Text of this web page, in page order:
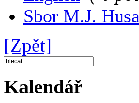
Sbor M.J. Husa
[Zpět]
Kalendář